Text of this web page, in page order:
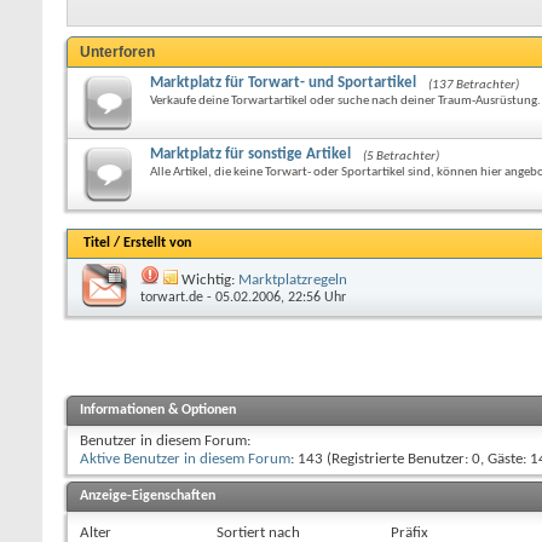
Unterforen
Marktplatz für Torwart- und Sportartikel
(137 Betrachter)
Verkaufe deine Torwartartikel oder suche nach deiner Traum-Ausrüstung.
Marktplatz für sonstige Artikel
(5 Betrachter)
Alle Artikel, die keine Torwart- oder Sportartikel sind, können hier
Titel / Erstellt von
Wichtig: Marktplatzregeln
torwart.de - 05.02.2006, 22:56 Uhr
Informationen & Optionen
Benutzer in diesem Forum:
Aktive Benutzer in diesem Forum: 143 (Registrierte Benutzer: 0, Gäste:
Anzeige-Eigenschaften
Alter Sortiert nach Präfix